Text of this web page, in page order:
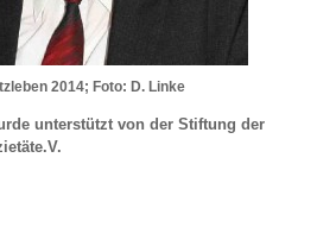
2014; Foto: D. Linke
unterstützt von der Stiftung der